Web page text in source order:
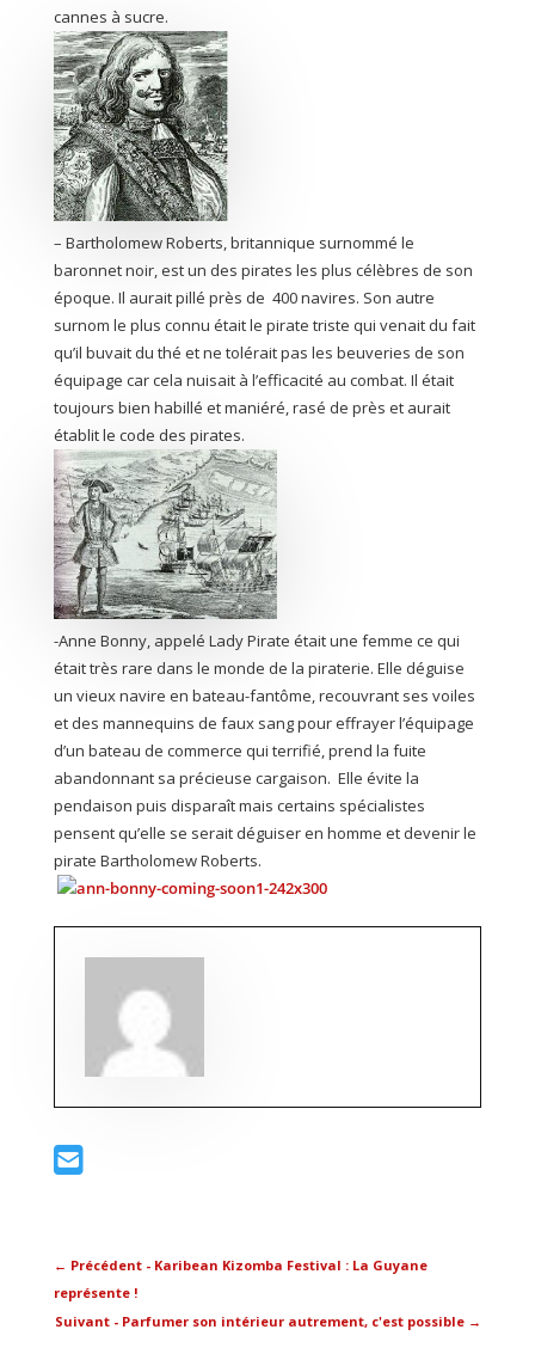
cannes à sucre.
– Bartholomew Roberts, britannique surnommé le
baronnet noir, est un des pirates les plus célèbres de son
époque. Il aurait pillé près de 400 navires. Son autre
surnom le plus connu était le pirate triste qui venait du fait
qu’il buvait du thé et ne tolérait pas les beuveries de son
équipage car cela nuisait à l’efficacité au combat. Il était
toujours bien habillé et maniéré, rasé de près et aurait
établit le code des pirates.
-Anne Bonny, appelé Lady Pirate était une femme ce qui
était très rare dans le monde de la piraterie. Elle déguise
un vieux navire en bateau-fantôme, recouvrant ses voiles
et des mannequins de faux sang pour effrayer l’équipage
d’un bateau de commerce qui terrifié, prend la fuite
abandonnant sa précieuse cargaison. Elle évite la
pendaison puis disparaît mais certains spécialistes
pensent qu’elle se serait déguiser en homme et devenir le
pirate Bartholomew Roberts.
← Précédent - Karibean Kizomba Festival : La Guyane
représente !
Suivant - Parfumer son intérieur autrement, c'est possible →